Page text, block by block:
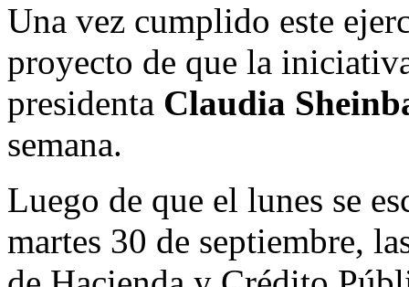
Una vez cumplido este
proyecto de que la
presidenta Claudia
semana.
Luego de que el lunes se
martes 30 de septiembre,